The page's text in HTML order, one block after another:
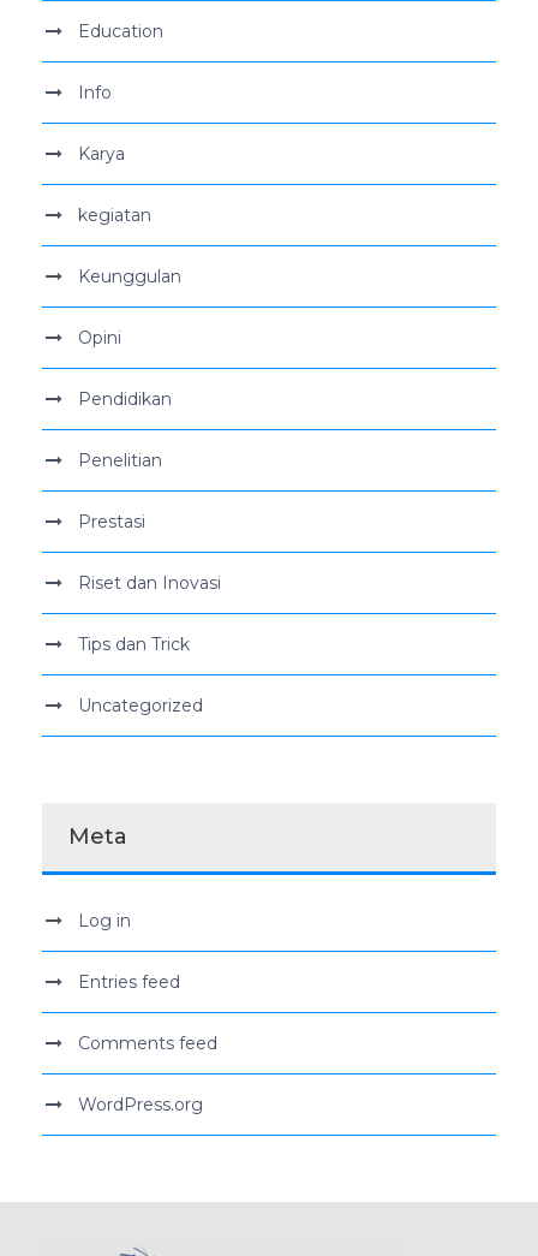
Education
Info
Karya
kegiatan
Keunggulan
Opini
Pendidikan
Penelitian
Prestasi
Riset dan Inovasi
Tips dan Trick
Uncategorized
Meta
Log in
Entries feed
Comments feed
WordPress.org